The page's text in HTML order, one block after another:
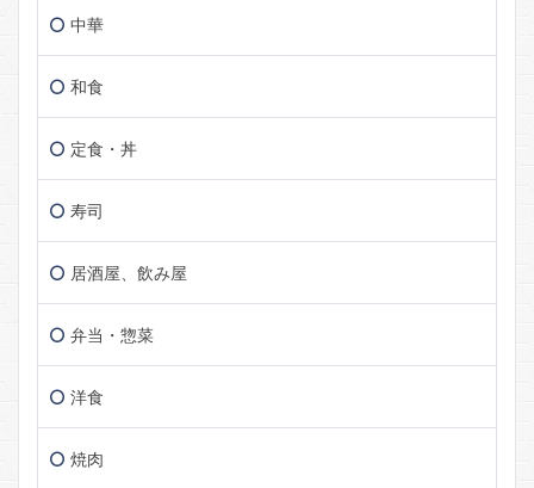
中華
和食
定食・丼
寿司
居酒屋、飲み屋
弁当・惣菜
洋食
焼肉